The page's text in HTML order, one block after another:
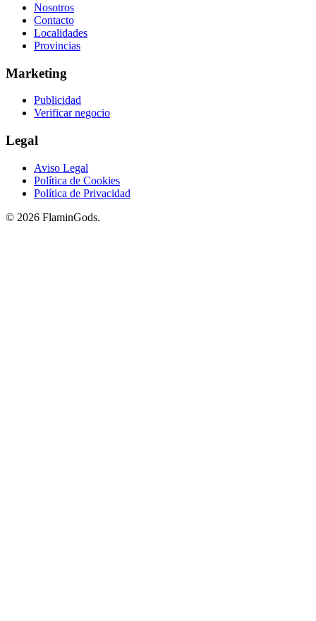
Nosotros
Contacto
Localidades
Provincias
Marketing
Publicidad
Verificar negocio
Legal
Aviso Legal
Política de Cookies
Política de Privacidad
© 2026 FlaminGods.